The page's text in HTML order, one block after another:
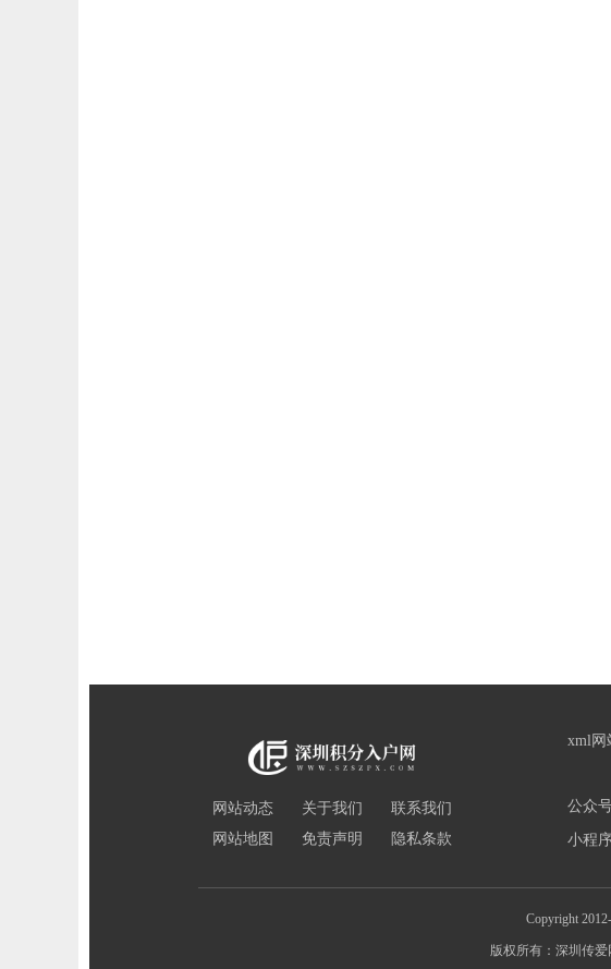
网站动态 关于我们
联系我们
网站地图
免责声明 隐私条款
xml网
公众
小程
Copyright
版权所有：深圳传